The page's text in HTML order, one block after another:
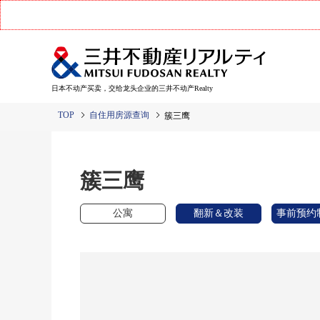
日本不动产买卖，交给龙头企业的三井不动产Realty
TOP 自住用房源查询 簇三鹰
簇三鹰
公寓 翻新＆改装 事前预约